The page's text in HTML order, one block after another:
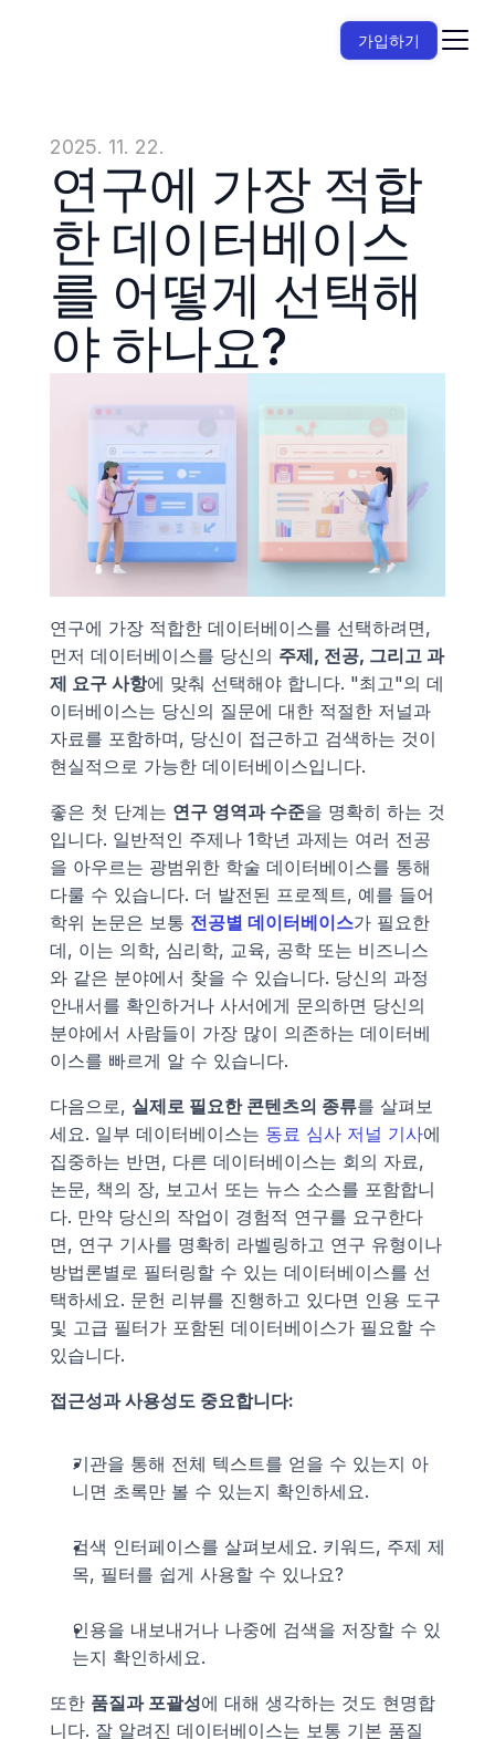
2025. 11. 22.
연구에 가장 적합
한 데이터베이스
를 어떻게 선택해
야 하나요?
연구에 가장 적합한 데이터베이스를 선택하려면,
먼저 데이터베이스를 당신의 주제, 전공, 그리고 과
제 요구 사항에 맞춰 선택해야 합니다. "최고"의 데
이터베이스는 당신의 질문에 대한 적절한 저널과
자료를 포함하며, 당신이 접근하고 검색하는 것이
현실적으로 가능한 데이터베이스입니다.
좋은 첫 단계는 연구 영역과 수준을 명확히 하는 것
입니다. 일반적인 주제나 1학년 과제는 여러 전공
을 아우르는 광범위한 학술 데이터베이스를 통해
다룰 수 있습니다. 더 발전된 프로젝트, 예를 들어
학위 논문은 보통 전공별 데이터베이스가 필요한
데, 이는 의학, 심리학, 교육, 공학 또는 비즈니스
와 같은 분야에서 찾을 수 있습니다. 당신의 과정
안내서를 확인하거나 사서에게 문의하면 당신의
분야에서 사람들이 가장 많이 의존하는 데이터베
이스를 빠르게 알 수 있습니다.
다음으로, 실제로 필요한 콘텐츠의 종류를 살펴보
세요. 일부 데이터베이스는 동료 심사 저널 기사에
집중하는 반면, 다른 데이터베이스는 회의 자료,
논문, 책의 장, 보고서 또는 뉴스 소스를 포함합니
다. 만약 당신의 작업이 경험적 연구를 요구한다
면, 연구 기사를 명확히 라벨링하고 연구 유형이나
방법론별로 필터링할 수 있는 데이터베이스를 선
택하세요. 문헌 리뷰를 진행하고 있다면 인용 도구
및 고급 필터가 포함된 데이터베이스가 필요할 수
있습니다.
접근성과 사용성도 중요합니다:
기관을 통해 전체 텍스트를 얻을 수 있는지 아
니면 초록만 볼 수 있는지 확인하세요.
검색 인터페이스를 살펴보세요. 키워드, 주제 제
목, 필터를 쉽게 사용할 수 있나요?
인용을 내보내거나 나중에 검색을 저장할 수 있
는지 확인하세요.
또한 품질과 포괄성에 대해 생각하는 것도 현명합
니다. 잘 알려진 데이터베이스는 보통 기본 품질
가입하기